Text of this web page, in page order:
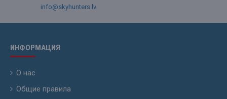
info@skyhunters.lv
ИНФОРМАЦИЯ
О нас
Общие правила